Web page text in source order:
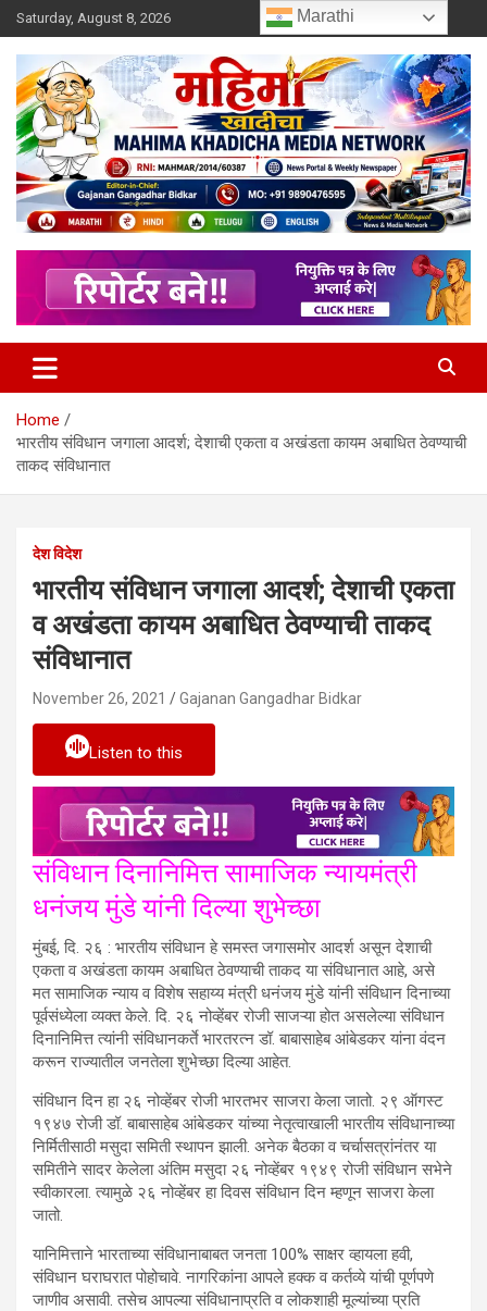
Skip
to
content
Saturday, August 8, 2026
Mahimakhadicha
Home
भारतीय संविधान जगाला आदर्श; देशाची एकता व अखंडता कायम अबाधित ठेवण्याची
ताकद संविधानात
देश विदेश
भारतीय संविधान जगाला आदर्श; देशाची एकता
व अखंडता कायम अबाधित ठेवण्याची ताकद
संविधानात
November 26, 2021 Gajanan Gangadhar Bidkar
Listen to this
संविधान दिनानिमित्त सामाजिक न्यायमंत्री
धनंजय मुंडे यांनी दिल्या शुभेच्छा
मुंबई, दि. २६ : भारतीय संविधान हे समस्त जगासमोर आदर्श असून देशाची
एकता व अखंडता कायम अबाधित ठेवण्याची ताकद या संविधानात आहे, असे
मत सामाजिक न्याय व विशेष सहाय्य मंत्री धनंजय मुंडे यांनी संविधान दिनाच्या
पूर्वसंध्येला व्यक्त केले. दि. २६ नोव्हेंबर रोजी साजऱ्या होत असलेल्या संविधान
दिनानिमित्त त्यांनी संविधानकर्ते भारतरत्न डॉ. बाबासाहेब आंबेडकर यांना वंदन
करून राज्यातील जनतेला शुभेच्छा दिल्या आहेत.
संविधान दिन हा २६ नोव्हेंबर रोजी भारतभर साजरा केला जातो. २९ ऑगस्ट
१९४७ रोजी डॉ. बाबासाहेब आंबेडकर यांच्या नेतृत्वाखाली भारतीय संविधानाच्या
निर्मितीसाठी मसुदा समिती स्थापन झाली. अनेक बैठका व चर्चासत्रांनंतर या
समितीने सादर केलेला अंतिम मसुदा २६ नोव्हेंबर १९४९ रोजी संविधान सभेने
स्वीकारला. त्यामुळे २६ नोव्हेंबर हा दिवस संविधान दिन म्हणून साजरा केला
जातो.
यानिमित्ताने भारताच्या संविधानाबाबत जनता 100% साक्षर व्हायला हवी,
संविधान घराघरात पोहोचावे. नागरिकांना आपले हक्क व कर्तव्ये यांची पूर्णपणे
जाणीव असावी. तसेच आपल्या संविधानाप्रति व लोकशाही मूल्यांच्या प्रति
Marathi